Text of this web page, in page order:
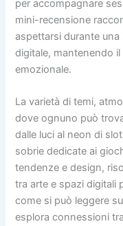
per accompagnare
mini-recensione
aspettarsi durante una
digitale, mantenendo il
emozionale.
La varietà di temi,
dove ognuno può
dalle luci al neon di
sobrie dedicate ai
tendenze e design,
tra arte e spazi digitali
come si può leggere su
esplora connessioni